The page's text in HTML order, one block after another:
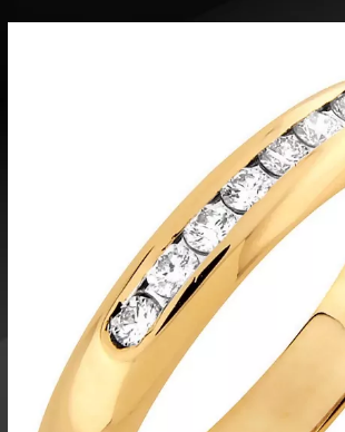
785,00 €